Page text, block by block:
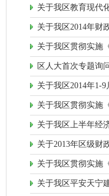
关于我区教育现代
关于我区2014年财
关于我区贯彻实施
区人大首次专题询
关于我区2014年1-
关于我区贯彻实施
关于我区上半年经
关于2013年区级财
关于我区贯彻实施
关于我区平安天宁